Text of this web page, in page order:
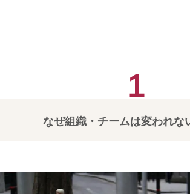
なぜ組織・チームは変われな